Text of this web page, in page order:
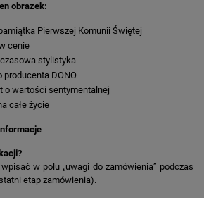
obrazek:
Pierwszej Komunii Świętej
cenie
stylistyka
producenta DONO
o wartości sentymentalnej
całe życie
w polu „uwagi do zamówienia” podczas
etap zamówienia).